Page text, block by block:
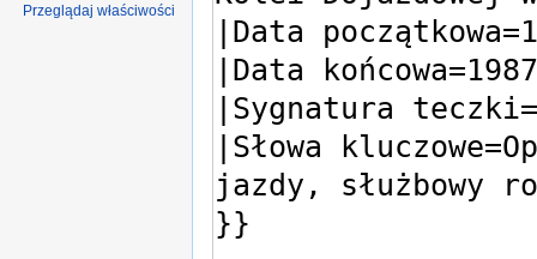
Przeglądaj właściwości